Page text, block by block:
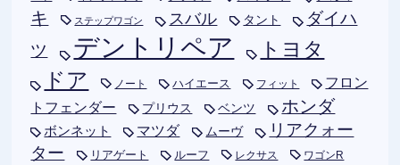
キ
ステップワゴン スバル タント
ダイハ
ツ
デントリペア
トヨタ
ドア
ノート ハイエース フィット
フロン
トフェンダー
プリウス ベンツ ホンダ
ボンネット マツダ ムーヴ
リアクォー
ター
リアゲート ルーフ レクサス ワゴンR